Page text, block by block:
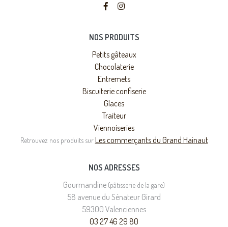
NOS PRODUITS
Petits gâteaux
Chocolaterie
Entremets
Biscuiterie confiserie
Glaces
Traiteur
Viennoiseries
Retrouvez nos produits surLes commerçants du Grand Hainaut
NOS ADRESSES
Gourmandine (pâtisserie de la gare)
58 avenue du Sénateur Girard
59300 Valenciennes
03 27 46 29 80